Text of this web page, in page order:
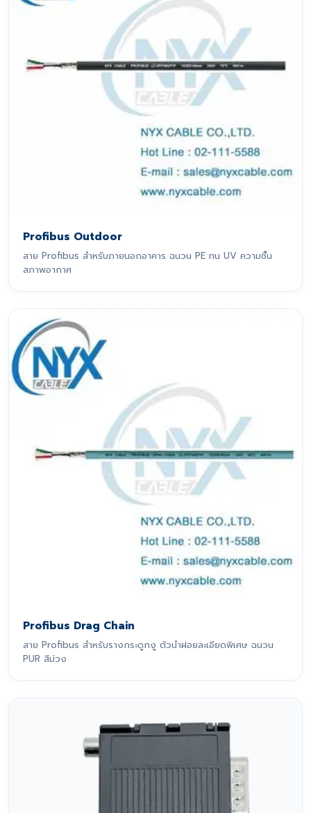
Profibus Outdoor
สาย Profibus สำหรับภายนอกอาคาร ฉนวน PE ทน UV ความชื้น
สภาพอากาศ
Profibus Drag Chain
สาย Profibus สำหรับรางกระดูกงู ตัวนำฝอยละเอียดพิเศษ ฉนวน
PUR สีม่วง